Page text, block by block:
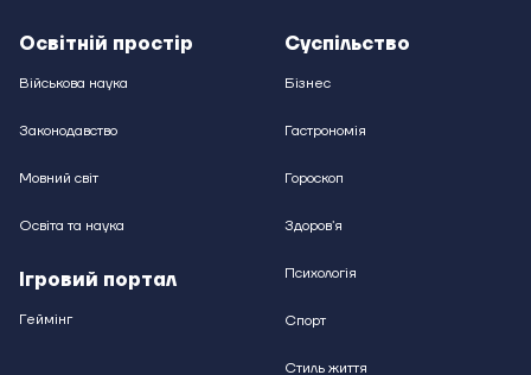
Освітній простір
Військова наука
Законодавство
Мовний світ
Освіта та наука
Ігровий портал
Геймінг
Суспільство
Бізнес
Гастрономія
Гороскоп
Здоровʼя
Психологія
Спорт
Стиль життя